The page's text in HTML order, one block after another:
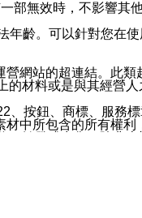
業官方帳號或認證官
部無效時，不影響其
年齡。可以針對您在
網站的超連結。此
材料或是與其經營人
按鈕、商標、服務
中所包含的所有權